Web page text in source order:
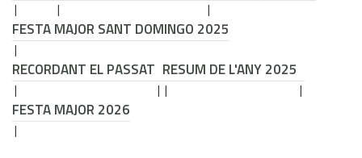
FESTA MAJOR SANT DOMINGO 2025
RECORDANT EL PASSAT RESUM DE L'ANY 2025
FESTA MAJOR 2026